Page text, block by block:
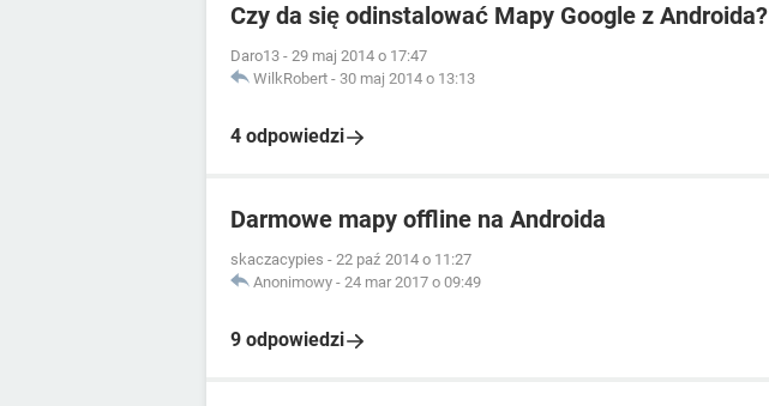
Czy da się odinstalować Mapy Google z Androida?
Daro13 - 29 maj 2014 o 17:47
WilkRobert - 30 maj 2014 o 13:13
4 odpowiedzi
Darmowe mapy offline na Androida
skaczacypies - 22 paź 2014 o 11:27
Anonimowy - 24 mar 2017 o 09:49
9 odpowiedzi